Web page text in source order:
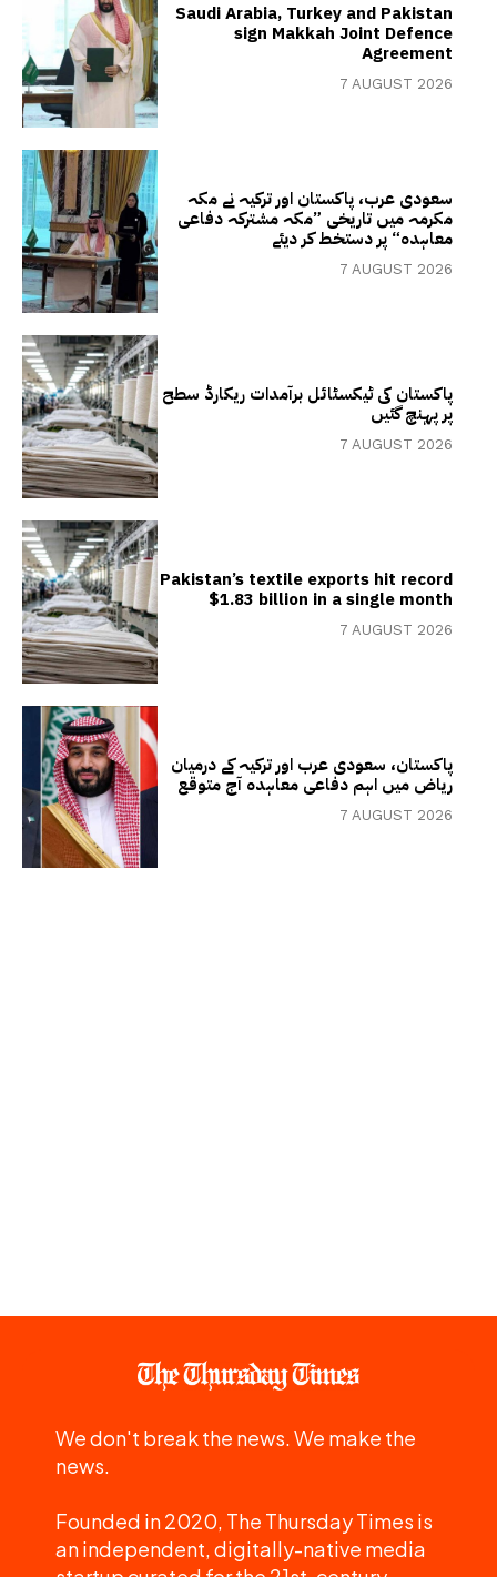
Saudi Arabia, Turkey and Pakistan
sign Makkah Joint Defence
Agreement
7 AUGUST 2026
سعودی عرب، پاکستان اور ترکیہ نے مکہ
مکرمہ میں تاریخی ”مکہ مشترکہ دفاعی
معاہدہ“ پر دستخط کر دیئے
7 AUGUST 2026
پاکستان کی ٹیکسٹائل برآمدات ریکارڈ سطح
پر پہنچ گئیں
7 AUGUST 2026
Pakistan’s textile exports hit record
$1.83 billion in a single month
7 AUGUST 2026
پاکستان، سعودی عرب اور ترکیہ کے درمیان
ریاض میں اہم دفاعی معاہدہ آج متوقع
7 AUGUST 2026
We don't break the news. We make the
news.
Founded in 2020, The Thursday Times is
an independent, digitally-native media